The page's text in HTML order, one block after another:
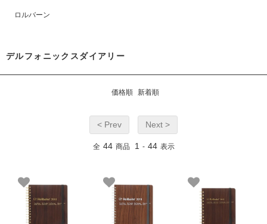
ロルバーン
デルフォニックスダイアリー
価格順 新着順
< Prev Next >
全 44 商品 1 - 44 表示